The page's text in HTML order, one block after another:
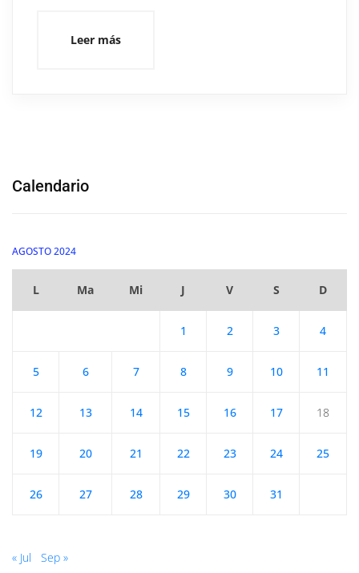
Leer más
Calendario
AGOSTO 2024
L Ma Mi J V S D
1 2 3 4
5 6 7 8 9 10 11
12 13 14 15 16 17 18
19 20 21 22 23 24 25
26 27 28 29 30 31
« Jul Sep »